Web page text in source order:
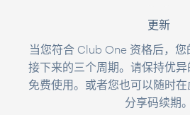
更新
当您符合 Club One 资格后，
接下来的三个周期。请保持优
免费使用。或者您也可以随时
分享码续期。